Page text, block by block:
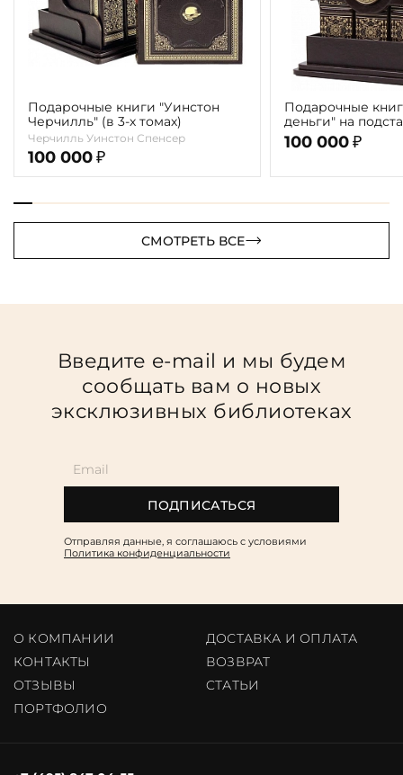
Подарочные книги "Уинстон
Черчилль" (в 3-х томах)
Черчилль Уинстон Спенсер
100 000 ₽
Подарочные
деньги" на
100 000 ₽
СМОТРЕТЬ ВСЕ
Введите e-mail и мы будем
сообщать вам о новых
эксклюзивных библиотеках
ПОДПИСАТЬСЯ
Отправляя данные, я соглашаюсь c условиями
Политика конфиденциальности
О КОМПАНИИ
ДОСТАВКА И ОПЛАТА
КОНТАКТЫ
ВОЗВРАТ
ОТЗЫВЫ
CТАТЬИ
ПОРТФОЛИО